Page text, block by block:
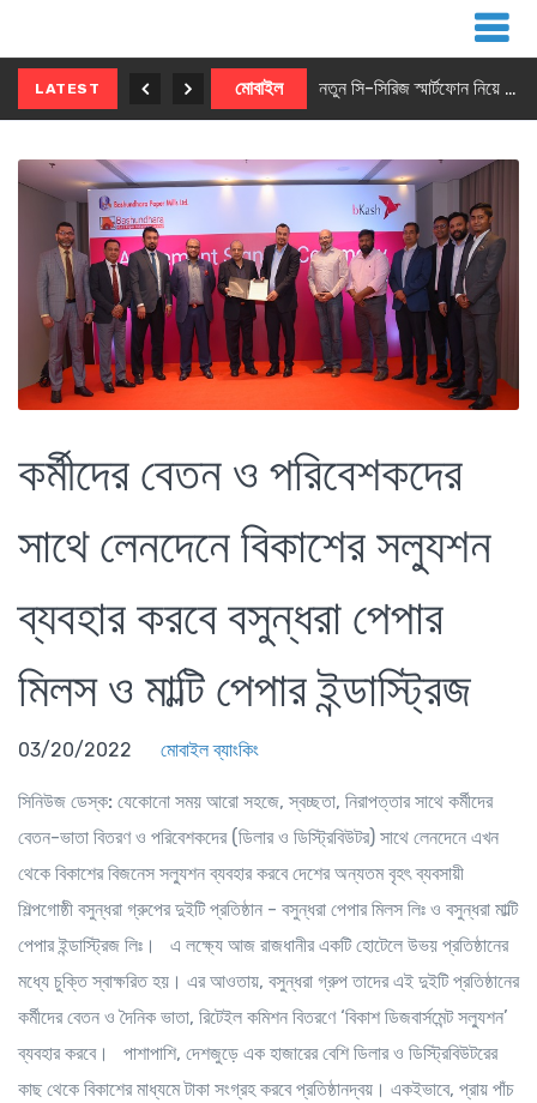
LATEST মোবাইল নতুন সি-সিরিজ স্মার্টফোন নিয়ে আসছে রিয়েলমি
কর্মীদের বেতন ও পরিবেশকদের
সাথে লেনদেনে বিকাশের সল্যুশন
ব্যবহার করবে বসুন্ধরা পেপার
মিলস ও মাল্টি পেপার ইন্ডাস্ট্রিজ
03/20/2022 মোবাইল ব্যাংকিং
সিনিউজ ডেস্ক: যেকোনো সময় আরো সহজে, স্বচ্ছতা, নিরাপত্তার সাথে কর্মীদের
বেতন-ভাতা বিতরণ ও পরিবেশকদের (ডিলার ও ডিস্ট্রিবিউটর) সাথে লেনদেনে এখন
থেকে বিকাশের বিজনেস সল্যুশন ব্যবহার করবে দেশের অন্যতম বৃহৎ ব্যবসায়ী
শিল্পগোষ্ঠী বসুন্ধরা গ্রুপের দুইটি প্রতিষ্ঠান - বসুন্ধরা পেপার মিলস লিঃ ও বসুন্ধরা মাল্টি
পেপার ইন্ডাস্ট্রিজ লিঃ। এ লক্ষ্যে আজ রাজধানীর একটি হোটেলে উভয় প্রতিষ্ঠানের
মধ্যে চুক্তি স্বাক্ষরিত হয়। এর আওতায়, বসুন্ধরা গ্রুপ তাদের এই দুইটি প্রতিষ্ঠানের
কর্মীদের বেতন ও দৈনিক ভাতা, রিটেইল কমিশন বিতরণে ‘বিকাশ ডিজবার্সমেন্ট সল্যুশন’
ব্যবহার করবে। পাশাপাশি, দেশজুড়ে এক হাজারের বেশি ডিলার ও ডিস্ট্রিবিউটরের
কাছ থেকে বিকাশের মাধ্যমে টাকা সংগ্রহ করবে প্রতিষ্ঠানদ্বয়। একইভাবে, প্রায় পাঁচ